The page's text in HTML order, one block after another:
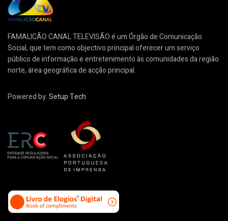
FAMALICÃO CANAL TELEVISÃO é um Órgão de Comunicação
Social, que tem como objectivo principal oferecer um serviço
público de informação e entretenimento às comunidades da região
norte, área geográfica de acção principal.
Powered by:Setup Tech